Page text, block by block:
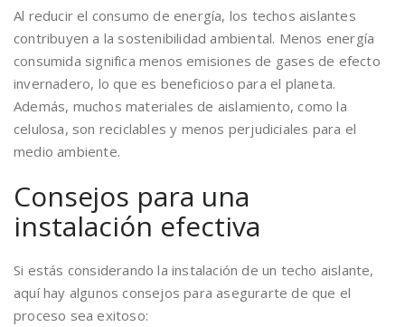
Al reducir el consumo de energía, los techos aislantes
contribuyen a la sostenibilidad ambiental. Menos energía
consumida significa menos emisiones de gases de efecto
invernadero, lo que es beneficioso para el planeta.
Además, muchos materiales de aislamiento, como la
celulosa, son reciclables y menos perjudiciales para el
medio ambiente.
Consejos para una
instalación efectiva
Si estás considerando la instalación de un techo aislante,
aquí hay algunos consejos para asegurarte de que el
proceso sea exitoso: